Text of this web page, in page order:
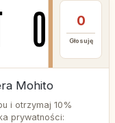
0
Głosuję
Mohito
i otrzymaj 10%
prywatności: